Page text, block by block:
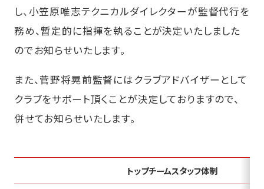
し、小笠原唯志テクニカルダイレクターが監督代行を
務め、暫定的に指揮を執ることが決定いたしました
のでお知らせいたします。
また、菅野将晃前監督にはクラブアドバイザーとして
クラブをサポート頂くことが決定しておりますので、
併せてお知らせいたします。
トップチームスタッフ体制